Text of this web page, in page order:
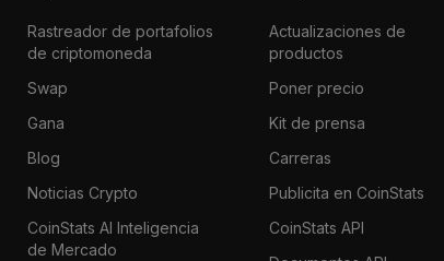
Rastreador de portafolios
de criptomoneda
Swap
Gana
Blog
Noticias Crypto
CoinStats AI Inteligencia
de Mercado
Actualizaciones de
productos
Poner precio
Kit de prensa
Carreras
Publicita en CoinStats
CoinStats API